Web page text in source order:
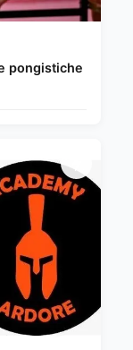
pongistiche